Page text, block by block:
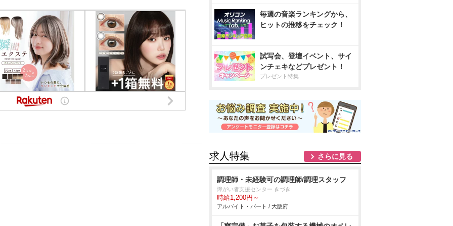
毎週の音楽ランキングから、
ヒットの推移をチェック！
試写会、登壇イベント、サイ
ンチェキなどプレゼント！
プレゼント特集
求人特集 さらに見る
調理師・未経験可の調理師/調理スタッフ
障がい者支援センター きづき
時給1,200円～
アルバイト・パート / 大阪府